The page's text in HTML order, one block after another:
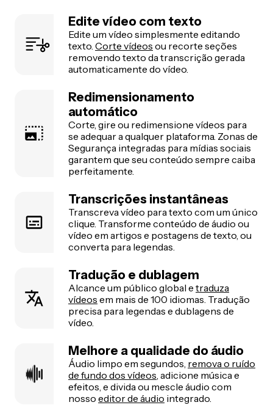
Edite vídeo com texto
Edite um vídeo simplesmente editando
texto. Corte vídeos ou recorte seções
removendo texto da transcrição gerada
automaticamente do vídeo.
Redimensionamento
automático
Corte, gire ou redimensione vídeos para
se adequar a qualquer plataforma. Zonas de
Segurança integradas para mídias sociais
garantem que seu conteúdo sempre caiba
perfeitamente.
Transcrições instantâneas
Transcreva vídeo para texto com um único
clique. Transforme conteúdo de áudio ou
vídeo em artigos e postagens de texto, ou
converta para legendas.
Tradução e dublagem
Alcance um público global e traduza
vídeos em mais de 100 idiomas. Tradução
precisa para legendas e dublagens de
vídeo.
Melhore a qualidade do áudio
Áudio limpo em segundos, remova o ruído
de fundo dos vídeos , adicione música e
efeitos, e divida ou mescle áudio com
nosso editor de áudio integrado.